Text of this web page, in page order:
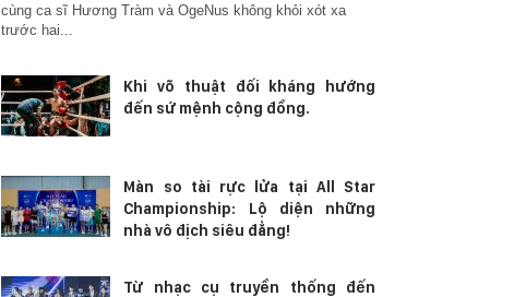
cùng ca sĩ Hương Tràm và OgeNus không khỏi xót xa
trước hai...
Khi võ thuật đối kháng hướng
đến sứ mệnh cộng đồng.
Màn so tài rực lửa tại All Star
Championship: Lộ diện những
nhà vô địch siêu đẳng!
Từ nhạc cụ truyền thống đến